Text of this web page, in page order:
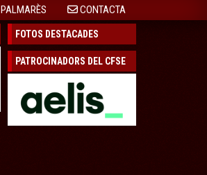
PALMARÈS CONTACTA
FOTOS DESTACADES
PATROCINADORS DEL CFSE